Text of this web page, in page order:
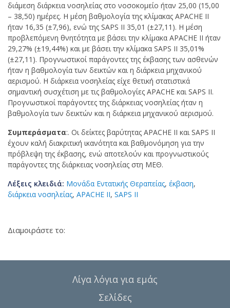
διάμεση διάρκεια νοσηλείας στο νοσοκομείο ήταν 25,00 (15,00
– 38,50) ημέρες. Η μέση βαθμολογία της κλίμακας APACHE II
ήταν 16,35 (±7,96), ενώ της SAPS II 35,01 (±27,11). Η μέση
προβλεπόμενη θνητότητα με βάσει την κλίμακα APACHE II ήταν
29,27% (±19,44%) και με βάσει την κλίμακα SAPS II 35,01%
(±27,11). Προγνωστικοί παράγοντες της έκβασης των ασθενών
ήταν η βαθμολογία των δεικτών και η διάρκεια μηχανικού
αερισμού. Η διάρκεια νοσηλείας είχε θετική στατιστικά
σημαντική συσχέτιση με τις βαθμολογίες APACHE και SAPS II.
Προγνωστικοί παράγοντες της διάρκειας νοσηλείας ήταν η
βαθμολογία των δεικτών και η διάρκεια μηχανικού αερισμού.
Συμπεράσματα:. Οι δείκτες βαρύτητας APACHE II και SAPS II
έχουν καλή διακριτική ικανότητα και βαθμονόμηση για την
πρόβλεψη της έκβασης, ενώ αποτελούν και προγνωστικούς
παράγοντες της διάρκειας νοσηλείας στη ΜΕΘ.
Λέξεις κλειδιά: Μονάδα Εντατικής Θεραπείας, έκβαση,
διάρκεια νοσηλείας, APACHE II, SAPS II
Διαμοιράστε το:
Λίγα λόγια για εμάς
Σελίδες